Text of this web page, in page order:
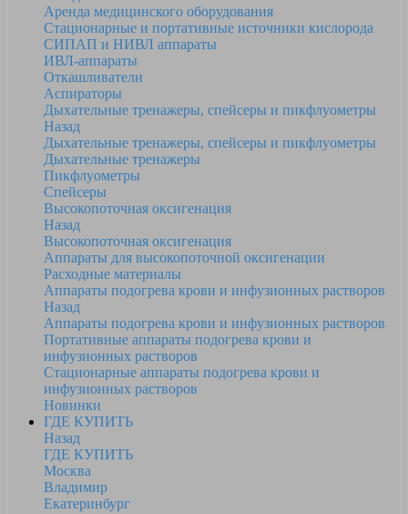
Аренда медицинского оборудования
Стационарные и портативные источники кислорода
СИПАП и НИВЛ аппараты
ИВЛ-аппараты
Откашливатели
Аспираторы
Дыхательные тренажеры, спейсеры и пикфлуометры
Назад
Дыхательные тренажеры, спейсеры и пикфлуометры
Дыхательные тренажеры
Пикфлуометры
Спейсеры
Высокопоточная оксигенация
Назад
Высокопоточная оксигенация
Аппараты для высокопоточной оксигенации
Расходные материалы
Аппараты подогрева крови и инфузионных растворов
Назад
Аппараты подогрева крови и инфузионных растворов
Портативные аппараты подогрева крови и
инфузионных растворов
Стационарные аппараты подогрева крови и
инфузионных растворов
Новинки
ГДЕ КУПИТЬ
Назад
ГДЕ КУПИТЬ
Москва
Владимир
Екатеринбург